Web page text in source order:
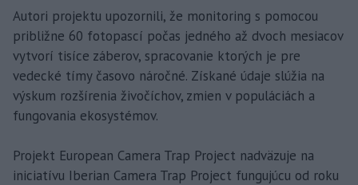
Autori projektu upozornili, že monitoring s pomocou
približne 60 fotopascí počas jedného až dvoch mesiacov
vytvorí tisíce záberov, spracovanie ktorých je pre
vedecké tímy časovo náročné. Získané údaje slúžia na
výskum rozšírenia živočíchov, zmien v populáciách a
fungovania ekosystémov.
Projekt European Camera Trap Project nadväzuje na
iniciatívu Iberian Camera Trap Project fungujúcu od roku